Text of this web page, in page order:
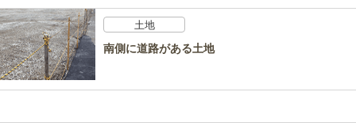
土地
南側に道路がある土地